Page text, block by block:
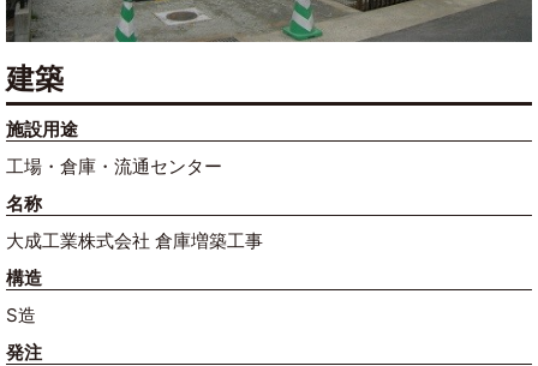
建築
施設用途
工場・倉庫・流通センター
名称
大成工業株式会社 倉庫増築工事
構造
S造
発注